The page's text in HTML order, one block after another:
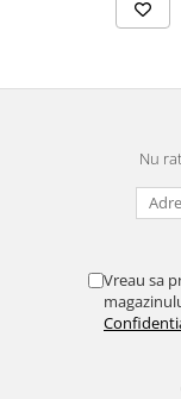
Hartie pentru
Registre si
Role hartie pentru
Role hartie pentru
Nu
Vreau sa